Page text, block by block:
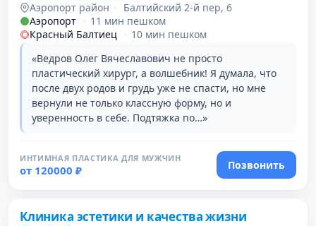
Аэропорт район ·
Балтийский 2-й пер, 6
Аэропорт · 11 мин пешком
Красный Балтиец · 10 мин пешком
«Ведров Олег Вячеславович не просто
пластический хирург, а волшебник! Я думала, что
после двух родов и грудь уже не спасти, но мне
вернули не только классную форму, но и
уверенность в себе. Подтяжка по…»
ИНТИМНАЯ ПЛАСТИКА ДЛЯ МУЖЧИН
от 120000 ₽ Позвонить
Клиника эстетики и качества жизни